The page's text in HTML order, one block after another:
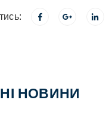
НОВИНИ